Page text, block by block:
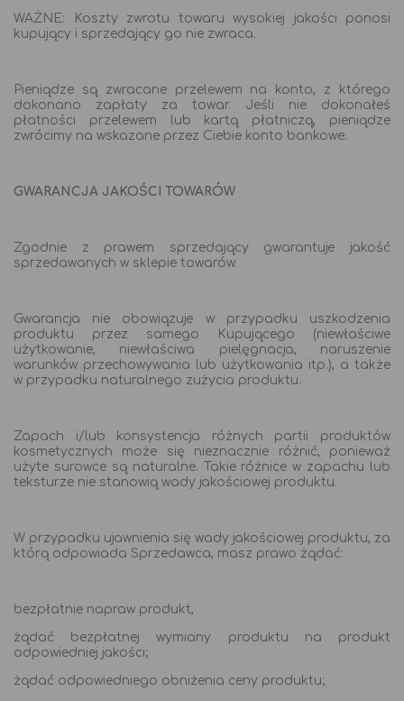
WAŻNE: Koszty zwrotu towaru wysokiej jakości ponosi
kupujący i sprzedający go nie zwraca.
Pieniądze są zwracane przelewem na konto, z którego
dokonano zapłaty za towar. Jeśli nie dokonałeś
płatności przelewem lub kartą płatniczą, pieniądze
zwrócimy na wskazane przez Ciebie konto bankowe.
GWARANCJA JAKOŚCI TOWARÓW
Zgodnie z prawem sprzedający gwarantuje jakość
sprzedawanych w sklepie towarów.
Gwarancja nie obowiązuje w przypadku uszkodzenia
produktu przez samego Kupującego (niewłaściwe
użytkowanie, niewłaściwa pielęgnacja, naruszenie
warunków przechowywania lub użytkowania itp.), a także
w przypadku naturalnego zużycia produktu.
Zapach i/lub konsystencja różnych partii produktów
kosmetycznych może się nieznacznie różnić, ponieważ
użyte surowce są naturalne. Takie różnice w zapachu lub
teksturze nie stanowią wady jakościowej produktu.
W przypadku ujawnienia się wady jakościowej produktu, za
którą odpowiada Sprzedawca, masz prawo żądać:
bezpłatnie napraw produkt,
żądać bezpłatnej wymiany produktu na produkt
odpowiedniej jakości;
żądać odpowiedniego obniżenia ceny produktu;